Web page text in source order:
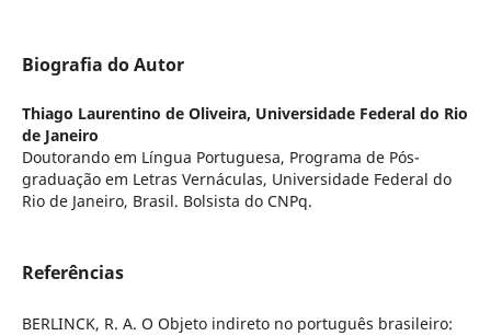
Biografia do Autor
Thiago Laurentino de Oliveira, Universidade Federal do Rio
de Janeiro
Doutorando em Língua Portuguesa, Programa de Pós-
graduação em Letras Vernáculas, Universidade Federal do
Rio de Janeiro, Brasil. Bolsista do CNPq.
Referências
BERLINCK, R. A. O Objeto indireto no português brasileiro: